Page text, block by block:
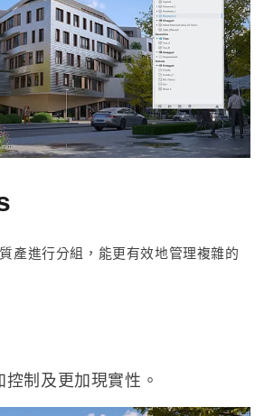
產進行分組，能更有效地管理複雜的
制及更加現實性。